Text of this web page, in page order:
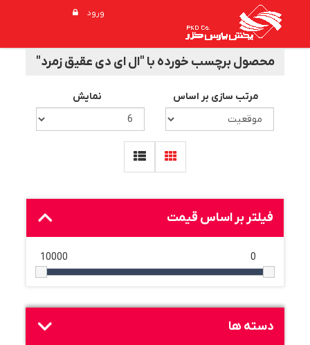
ورود
محصول برچسب خورده با "ال ای دی عقیق زمرد"
مرتب سازی بر اساس نمایش
فیلتر بر اساس قیمت
0
10000
دسته ها